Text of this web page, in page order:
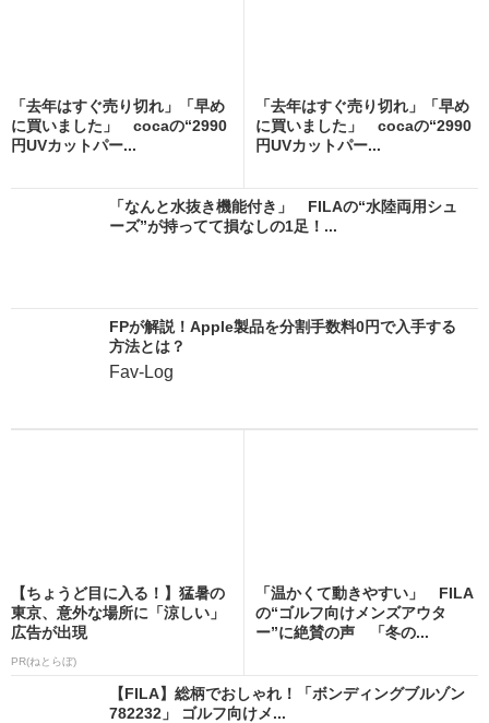
「去年はすぐ売り切れ」「早め
に買いました」 cocaの“2990
円UVカットパー...
「去年はすぐ売り切れ」「早め
に買いました」 cocaの“2990
円UVカットパー...
「なんと水抜き機能付き」 FILAの“水陸両用シュ
ーズ”が持ってて損なしの1足！...
FPが解説！Apple製品を分割手数料0円で入手する
方法とは？
Fav-Log
【ちょうど目に入る！】猛暑の
東京、意外な場所に「涼しい」
広告が出現
PR(ねとらぼ)
「温かくて動きやすい」 FILA
の“ゴルフ向けメンズアウタ
ー”に絶賛の声 「冬の...
【FILA】総柄でおしゃれ！「ボンディングブルゾン
782232」 ゴルフ向けメ...